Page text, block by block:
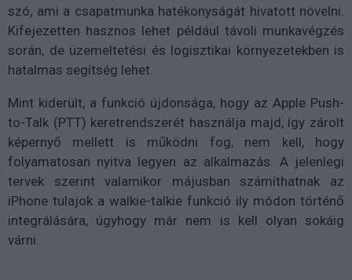
szó, ami a csapatmunka hatékonyságát hivatott növelni.
Kifejezetten hasznos lehet például távoli munkavégzés
során, de üzemeltetési és logisztikai környezetekben is
hatalmas segítség lehet.
Mint kiderült, a funkció újdonsága, hogy az Apple Push-
to-Talk (PTT) keretrendszerét használja majd, így zárolt
képernyő mellett is működni fog, nem kell, hogy
folyamatosan nyitva legyen az alkalmazás. A jelenlegi
tervek szerint valamikor májusban számíthatnak az
iPhone tulajok a walkie-talkie funkció ily módon történő
integrálására, úgyhogy már nem is kell olyan sokáig
várni.